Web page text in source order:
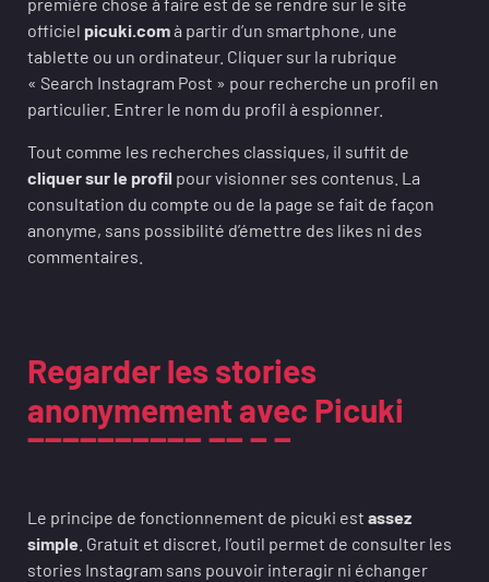
officiel picuki.comà partir d’un smartphone, une
tablette ou un ordinateur. Cliquer sur la rubrique
« Search Instagram Post » pour recherche un profil en
particulier. Entrer le nom du profil à espionner.
Tout comme les recherches classiques, il suffit de
cliquer sur le profil pour visionner ses contenus. La
consultation du compte ou de la page se fait de façon
anonyme, sans possibilité d’émettre des likes ni des
commentaires.
Regarder les stories
anonymement avec Picuki
Le principe de fonctionnement de picuki est assez
simple . Gratuit et discret, l’outil permet de consulter les
stories Instagram sans pouvoir interagir ni échanger